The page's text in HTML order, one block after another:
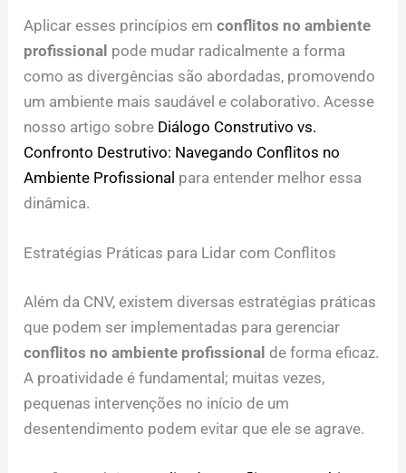
Aplicar esses princípios emconflitos no ambiente
profissional pode mudar radicalmente a forma
como as divergências são abordadas, promovendo
um ambiente mais saudável e colaborativo. Acesse
nosso artigo sobre Diálogo Construtivo vs.
Confronto Destrutivo: Navegando Conflitos no
Ambiente Profissional para entender melhor essa
dinâmica.
Estratégias Práticas para Lidar com Conflitos
Além da CNV, existem diversas estratégias práticas
que podem ser implementadas para gerenciar
conflitos no ambiente profissional de forma eficaz.
A proatividade é fundamental; muitas vezes,
pequenas intervenções no início de um
desentendimento podem evitar que ele se agrave.